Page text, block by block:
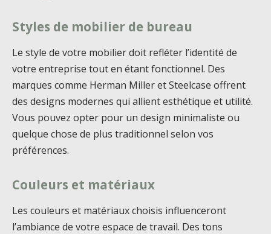
Styles de mobilier de bureau
Le style de votre mobilier doit refléter l’identité de
votre entreprise tout en étant fonctionnel. Des
marques comme Herman Miller et Steelcase offrent
des designs modernes qui allient esthétique et utilité.
Vous pouvez opter pour un design minimaliste ou
quelque chose de plus traditionnel selon vos
préférences.
Couleurs et matériaux
Les couleurs et matériaux choisis influenceront
l’ambiance de votre espace de travail. Des tons